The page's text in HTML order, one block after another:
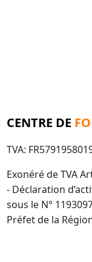
CENTRE DE
TVA:
Exonéré de TVA
- Déclaration
sous le N°
Préfet de la